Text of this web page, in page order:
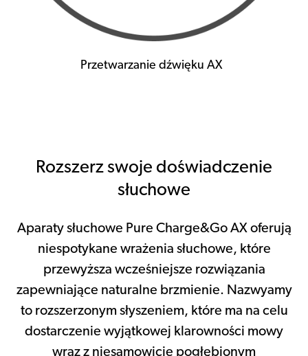
Przetwarzanie dźwięku AX
Rozszerz swoje doświadczenie
słuchowe
Aparaty słuchowe Pure Charge&Go AX oferują
niespotykane wrażenia słuchowe, które
przewyższa wcześniejsze rozwiązania
zapewniające naturalne brzmienie. Nazwyamy
to rozszerzonym słyszeniem, które ma na celu
dostarczenie wyjątkowej klarowności mowy
wraz z niesamowicie pogłębionym